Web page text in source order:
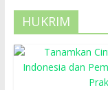
HUKRIM